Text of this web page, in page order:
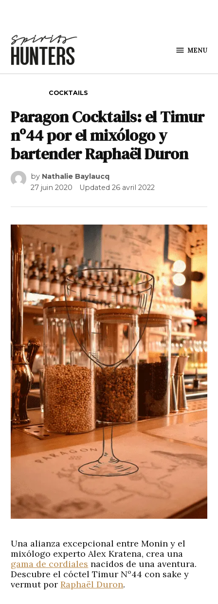
MENU
COCKTAILS
Paragon Cocktails: el Timur
nº44 por el mixólogo y
bartender Raphaël Duron
by Nathalie Baylaucq
27 juin 2020
Updated26 avril 2022
Una alianza excepcional entreMonin y el
mixólogo expertoAlex Kratena, crea una
gama de cordiales nacidos de una aventura.
Descubre el cóctel Timur Nº44 con sake y
vermut porRaphaël Duron.